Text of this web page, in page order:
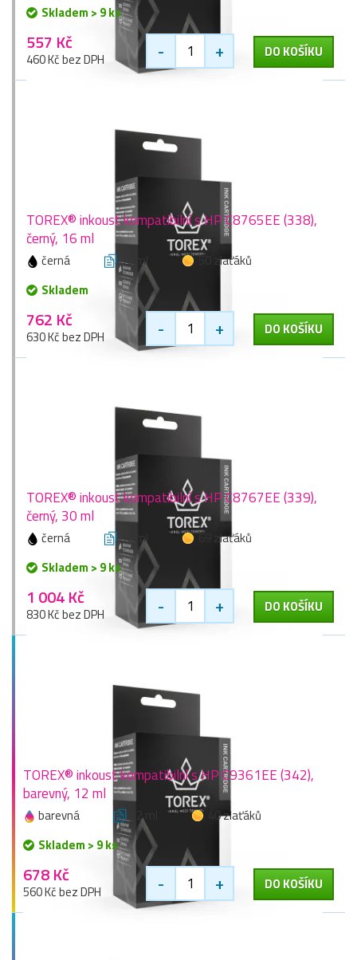
Skladem > 9 ks
557 Kč
460 Kč bez DPH - + DO KOŠÍKU
TOREX® inkoust kompatibilní s HP C8765EE (338),
černý, 16 ml
černá 16 ml
50 zlaťáků
Skladem
762 Kč
630 Kč bez DPH - + DO KOŠÍKU
TOREX® inkoust kompatibilní s HP C8767EE (339),
černý, 30 ml
černá 30 ml
69 zlaťáků
Skladem > 9 ks
1 004 Kč
830 Kč bez DPH - + DO KOŠÍKU
TOREX® inkoust kompatibilní s HP C9361EE (342),
barevný, 12 ml
barevná 12 ml
40 zlaťáků
Skladem > 9 ks
678 Kč
560 Kč bez DPH - + DO KOŠÍKU